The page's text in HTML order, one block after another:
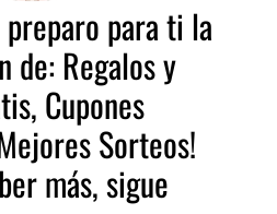
preparo para ti la
de: Regalos y
Cupones
Sorteos!
más, sigue